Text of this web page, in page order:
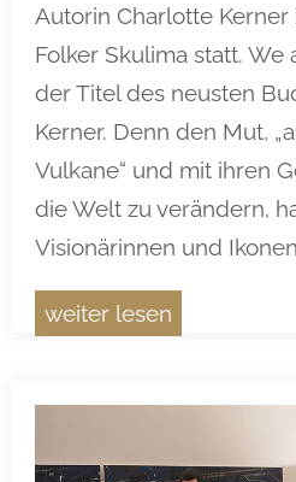
Autorin Charlotte
Folker Skulima statt. We
der Titel des neusten
Kerner. Denn den Mut,
Vulkane“ und mit ihren
die Welt zu verändern,
Visionärinnen und
weiter lesen